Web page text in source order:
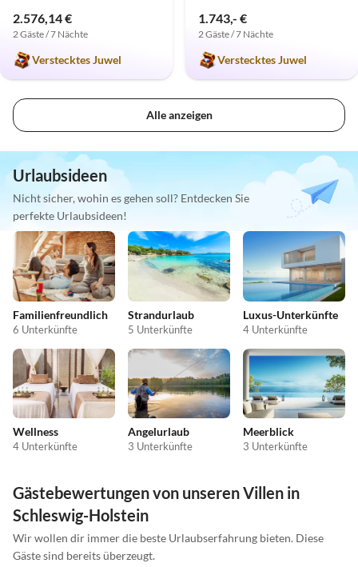
2.576,14 €
2 Gäste / 7 Nächte
Verstecktes Juwel
1.743,- €
2 Gäste / 7 Nächte
Verstecktes Juwel
Alle anzeigen
Urlaubsideen
Nicht sicher, wohin es gehen soll? Entdecken Sie
perfekte Urlaubsideen!
Familienfreundlich
6 Unterkünfte
Strandurlaub
5 Unterkünfte
Luxus-Unterkünfte
4 Unterkünfte
Wellness
4 Unterkünfte
Angelurlaub
3 Unterkünfte
Meerblick
3 Unterkünfte
Gästebewertungen von unseren Villen in
Schleswig-Holstein
Wir wollen dir immer die beste Urlaubserfahrung bieten. Diese
Gäste sind bereits überzeugt.